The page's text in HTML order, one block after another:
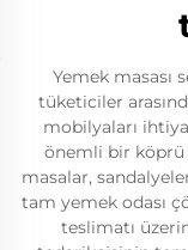
Yemek
tüketiciler
mobilyaları
önemli bir
masalar,
tam yemek odası
teslimatı